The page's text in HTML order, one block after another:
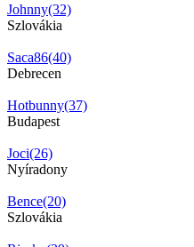
Johnny(32)
Szlovákia
Saca86(40)
Debrecen
Hotbunny(37)
Budapest
Joci(26)
Nyíradony
Bence(20)
Szlovákia